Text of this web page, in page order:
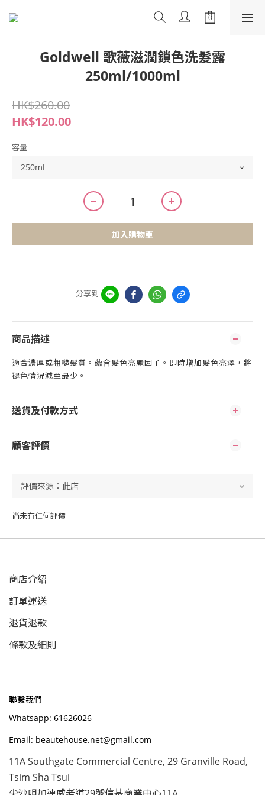
Goldwell 歌薇滋潤鎖色洗髮露
250ml/1000ml
HK$260.00
HK$120.00
容量
加入購物車
分享到
商品描述
適合濃厚或粗糙髮質。蘊含髮色亮麗因子。即時增加髮色亮澤，將
褪色情況減至最少。
送貨及付款方式
顧客評價
尚未有任何評價
商店介紹
訂單運送
退貨退款
條款及細則
聯繫我們
Whatsapp: 61626026
Email: beautehouse.net@gmail.com
11A Southgate Commercial Centre, 29 Granville Road,
Tsim Sha Tsui